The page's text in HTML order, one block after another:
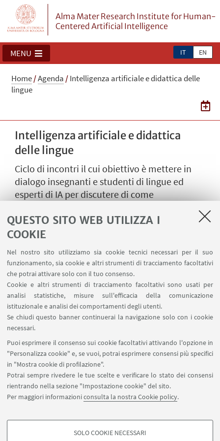
QUESTO SITO WEB UTILIZZA I
COOKIE
Nel nostro sito utilizziamo sia cookie tecnici necessari per il suo
funzionamento, sia cookie e altri strumenti di tracciamento facoltativi
che potrai attivare solo con il tuo consenso.
Cookie e altri strumenti di tracciamento facoltativi sono usati per
analisi statistiche, misure sull'efficacia della comunicazione
istituzionale e analisi dei comportamenti degli utenti.
Se chiudi questo banner continuerai la navigazione solo con i cookie
necessari.
Puoi esprimere il consenso sui cookie facoltativi attivando l'opzione in
"Personalizza cookie" e, se vuoi, potrai esprimere consensi più specifici
in "Mostra cookie di profilazione".
Potrai sempre rivedere le tue scelte e verificare lo stato dei consensi
rientrando nella sezione "Impostazione cookie" del sito.
Per maggiori informazioniconsulta la nostra Cookie policy.
SOLO COOKIE NECESSARI
Alma Mater Research Institute for Human-
Centered Artificial Intelligence
IT EN
MENU
Home/Agenda /Intelligenza artificiale e didattica delle
lingue
Intelligenza artificiale e didattica
delle lingue
Ciclo di incontri il cui obiettivo è mettere in
dialogo insegnanti e studenti di lingue ed
esperti di IA per discutere di come
finalità e le modalità della didattica linguistica
DATA:11OTTOBRE - 13 DICEMBRE2024
dalle 15:00 alle 18:00
LUOGO:
Aule e Laboratori, Università di Bologna
(vedi Progrmma allegato)
IN EVIDENZA
Programma ciclo di incontri [ .pdf 1513Kb ]
Seguici su: